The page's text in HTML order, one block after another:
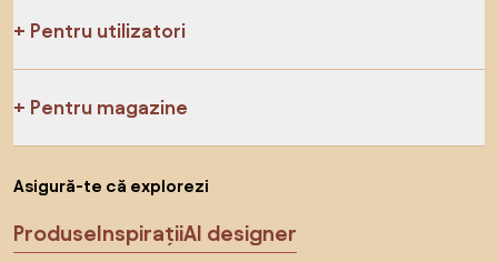
Pentru utilizatori
Pentru magazine
Asigură-te că explorezi
ProduseInspirațiiAI designer